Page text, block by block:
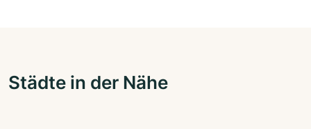
Städte in der Nähe